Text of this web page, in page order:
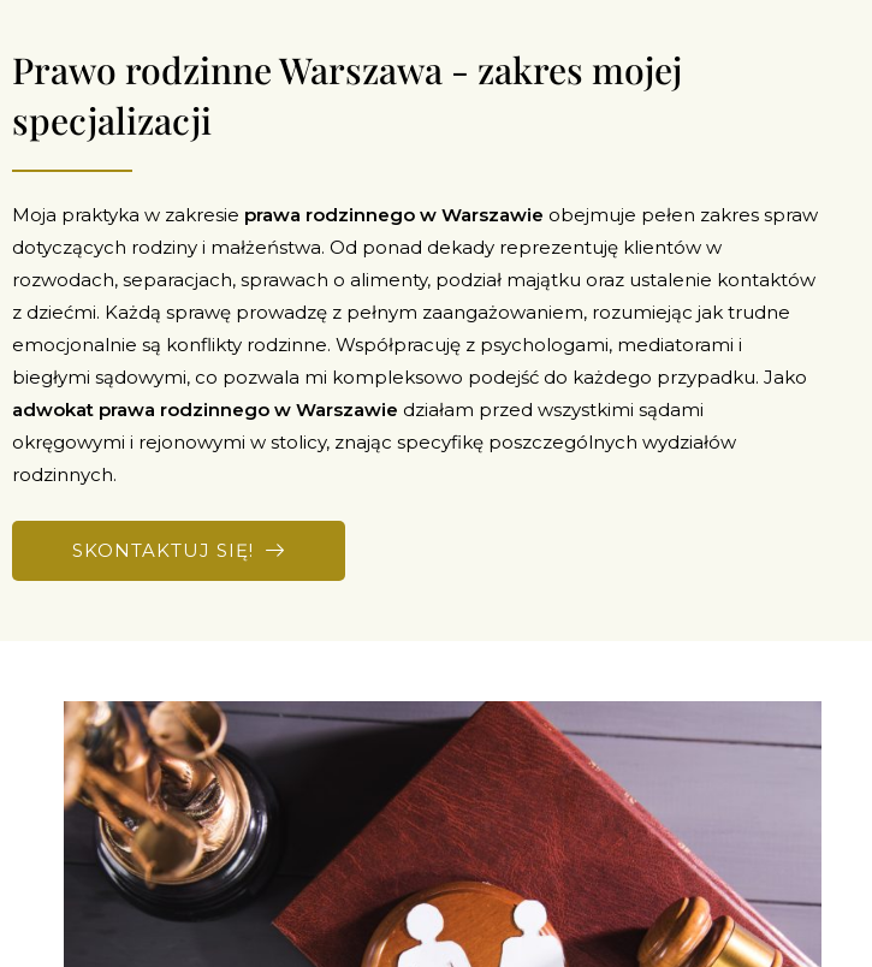
Prawo rodzinne Warszawa - zakres mojej
specjalizacji
Moja praktyka w zakresie prawa rodzinnego w Warszawie obejmuje pełen zakres spraw
dotyczących rodziny i małżeństwa. Od ponad dekady reprezentuję klientów w
rozwodach, separacjach, sprawach o alimenty, podział majątku oraz ustalenie kontaktów
z dziećmi. Każdą sprawę prowadzę z pełnym zaangażowaniem, rozumiejąc jak trudne
emocjonalnie są konflikty rodzinne. Współpracuję z psychologami, mediatorami i
biegłymi sądowymi, co pozwala mi kompleksowo podejść do każdego przypadku. Jako
adwokat prawa rodzinnego w Warszawie działam przed wszystkimi sądami
okręgowymi i rejonowymi w stolicy, znając specyfikę poszczególnych wydziałów
rodzinnych.
SKONTAKTUJ SIĘ!